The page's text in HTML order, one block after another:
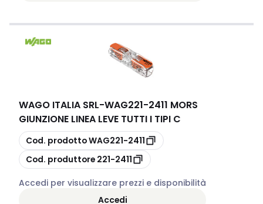
WAGO ITALIA SRL-WAG221-2411 MORS
GIUNZIONE LINEA LEVE TUTTI I TIPI C
copia
Cod. prodottoWAG221-2411
copia
Cod. produttore 221-2411
Accedi per visualizzare prezzi e disponibilità
Accedi